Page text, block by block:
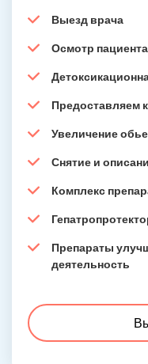
Выезд врача
Осмотр пациента
Предоставляем
Увеличение
Снятие и
Комплекс
Препараты
деятельность